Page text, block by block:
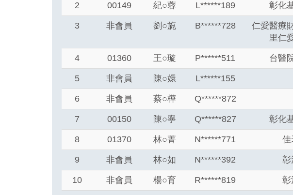
2 00149 紀○蓉 L******189 彰化
3 非會員 劉 ○旎 B******728
仁愛醫療
里仁
4 01360 王○璇 P******511 台醫
5 非會員 陳○嬛 L******155
6 非會員 蔡○樺 Q******872
7 00150 陳○寧 Q******827 彰化
8 01370 林○菁 N******771 佳
9 非會員 林○如 N******392 彰
10 非會員 楊○育 R******819 彰